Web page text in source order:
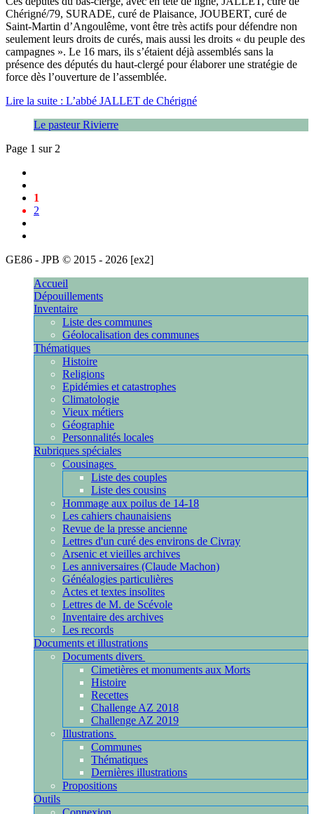
Chérigné/79, SURADE, curé de Plaisance, JOUBERT, curé de
Saint-Martin d’Angoulême, vont être très actifs pour défendre non
seulement leurs droits de curés, mais aussi les droits « du peuple des
campagnes ». Le 16 mars, ils s’étaient déjà assemblés sans la
présence des députés du haut-clergé pour élaborer une stratégie de
force dès l’ouverture de l’assemblée.
Lire la suite : L’abbé JALLET de Chérigné
Le pasteur Rivierre
Page 1 sur 2
1
2
GE86 - JPB © 2015 - 2026 [ex2]
Accueil
Dépouillements
Inventaire
Liste des communes
Géolocalisation des communes
Thématiques
Histoire
Religions
Epidémies et catastrophes
Climatologie
Vieux métiers
Géographie
Personnalités locales
Rubriques spéciales
Cousinages
Liste des couples
Liste des cousins
Hommage aux poilus de 14-18
Les cahiers chaunaisiens
Revue de la presse ancienne
Lettres d'un curé des environs de Civray
Arsenic et vieilles archives
Les anniversaires (Claude Machon)
Généalogies particulières
Actes et textes insolites
Lettres de M. de Scévole
Inventaire des archives
Les records
Documents et illustrations
Documents divers
Cimetières et monuments aux Morts
Histoire
Recettes
Challenge AZ 2018
Challenge AZ 2019
Illustrations
Communes
Thématiques
Dernières illustrations
Propositions
Outils